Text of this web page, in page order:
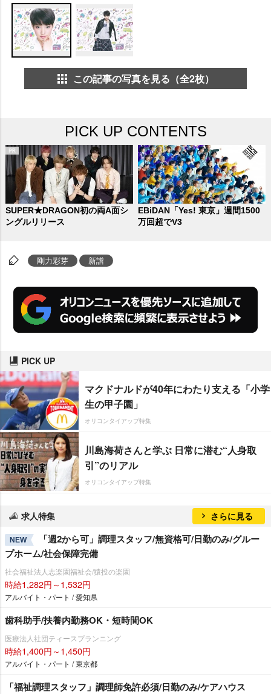
この記事の写真を見る（全2枚）
PICK UP CONTENTS
SUPER★DRAGON初の両A面シ
ングルリリース
EBiDAN「Yes! 東京」週間1500
万回超でV3
剛力彩芽 新譜
PICK UP
マクドナルドが40年にわたり支える「小学
生の甲子園」
オリコンタイアップ特集
川島海荷さんと学ぶ 日常に潜む“人身取
引”のリアル
オリコンタイアップ特集
求人特集 さらに見る
NEW
「週2から可」調理スタッフ/無資格可/日勤のみ/グルー
プホーム/社会保障完備
社会福祉法人志楽園福祉会/猿投の楽園
時給1,282円～1,532円
アルバイト・パート / 愛知県
歯科助手/扶養内勤務OK・短時間OK
医療法人社団ティースプランニング
時給1,400円～1,450円
アルバイト・パート / 東京都
「福祉調理スタッフ」調理師免許必須/日勤のみ/ケアハウス